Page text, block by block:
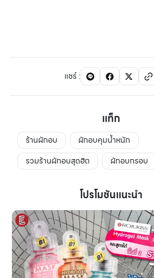
แชร์:
แท็ก
ร้านผักอบ
ผักอบคุมน้ำหนัก
รวมร้านผักอบสุดฮิต
ผักอบกรอบ
โปรโมชันแนะนำ